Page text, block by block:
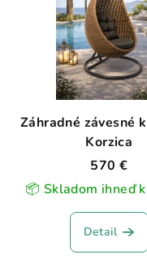
Záhradné závesné
Korzica
570 €
📦 Skladom ihneď
Detail